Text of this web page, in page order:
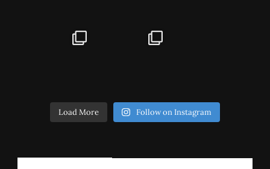
Load More Follow on Instagram